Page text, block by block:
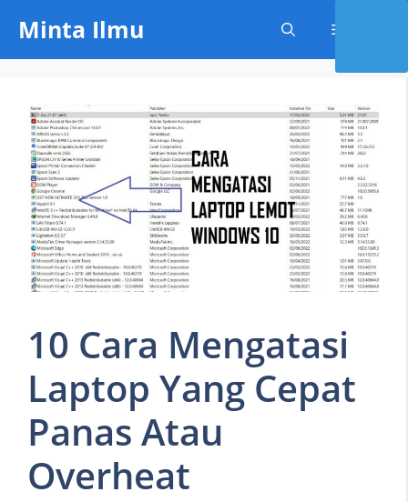
content
Minta Ilmu
10 Cara Mengatasi
Laptop Yang Cepat
Panas Atau
Overheat